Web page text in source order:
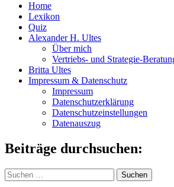
Home
Lexikon
Quiz
Alexander H. Ultes
Über mich
Vertriebs- und Strategie-
Britta Ultes
Impressum & Datenschutz
Impressum
Datenschutzerklärung
Datenschutzeinstellungen
Datenauszug
Beiträge durchsuchen:
Suchen
nach: